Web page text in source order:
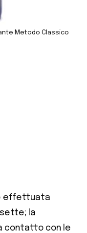
Metodo Classico
effettuata
la
contatto con le